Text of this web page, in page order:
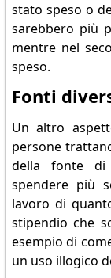
stato speso o
sarebbero più
mentre nel
speso.
Fonti
Un altro
persone
della fonte di
spendere più
lavoro di
stipendio che
esempio di
un uso illogico